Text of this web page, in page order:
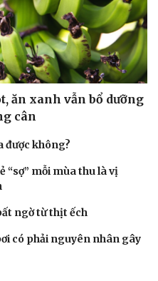
ăn xanh vẫn bổ dưỡng
cân
được không?
“sợ” mỗi mùa thu là vị
ngờ từ thịt ếch
có phải nguyên nhân gây